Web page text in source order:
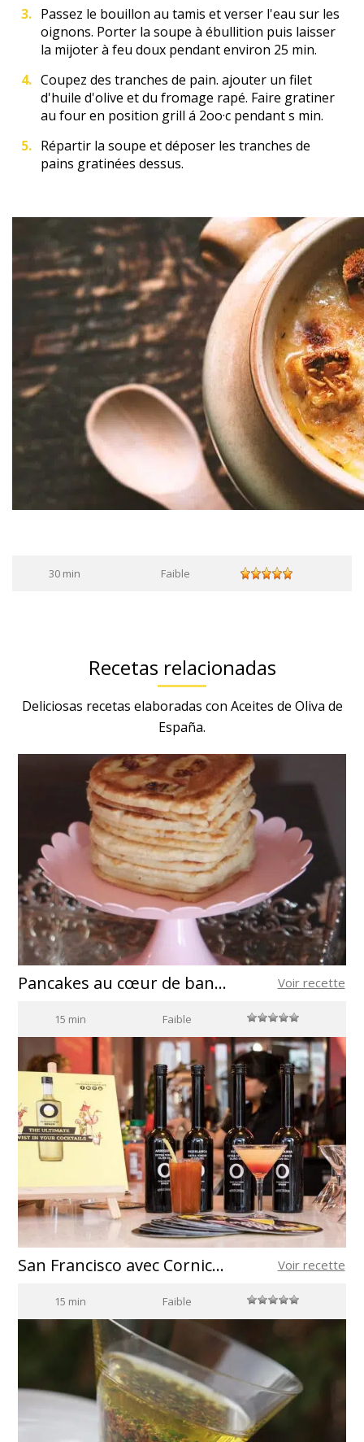
Passez le bouillon au tamis et verser l'eau sur les
oignons. Porter la soupe à ébullition puis laisser
la mijoter à feu doux pendant environ 25 min.
Coupez des tranches de pain. ajouter un filet
d'huile d'olive et du fromage rapé. Faire gratiner
au four en position grill á 2oo·c pendant s min.
Répartir la soupe et déposer les tranches de
pains gratinées dessus.
30 min Faible
Recetas relacionadas
Deliciosas recetas elaboradas con Aceites de Oliva de
España.
Pancakes au cœur de banane et cannelle Voir recette
15 min Faible
San Francisco avec Cornicabra Voir recette
15 min Faible